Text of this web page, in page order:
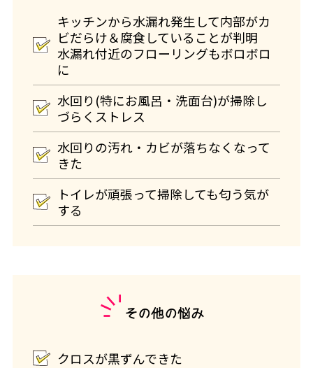
キッチンから水漏れ発生して内部がカ
ビだらけ＆腐食していることが判明
水漏れ付近のフローリングもボロボロ
に
水回り(特にお風呂・洗面台)が掃除し
づらくストレス
水回りの汚れ・カビが落ちなくなって
きた
トイレが頑張って掃除しても匂う気が
する
その他の悩み
クロスが黒ずんできた